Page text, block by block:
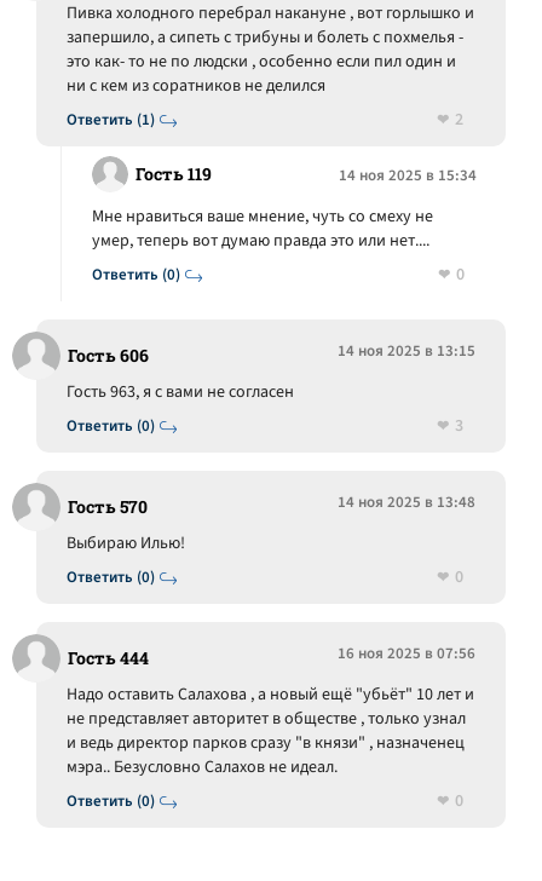
Ответить (1)
Пивка холодного перебрал накануне , вот горлышко и
запершило, а сипеть с трибуны и болеть с похмелья -
это как- то не по людски , особенно если пил один и
ни с кем из соратников не делился
2
Гость 119 14 ноя 2025 в 15:34
Ответить (0)
Мне нравиться ваше мнение, чуть со смеху не
умер, теперь вот думаю правда это или нет....
0
Гость 606 14 ноя 2025 в 13:15
Ответить (0)
Гость 963, я с вами не согласен
3
Гость 570 14 ноя 2025 в 13:48
Ответить (0)
Выбираю Илью!
0
Гость 444 16 ноя 2025 в 07:56
Ответить (0)
Надо оставить Салахова , а новый ещё "убьёт" 10 лет и
не представляет авторитет в обществе , только узнал
и ведь директор парков сразу "в князи" , назначенец
мэра.. Безусловно Салахов не идеал.
0